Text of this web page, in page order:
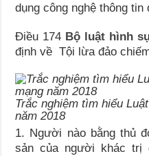
dụng công nghệ thông
Điều 174 Bộ luật hình
định về Tội lừa đảo
Trắc nghiệm tìm hiểu
năm 2018
1. Người nào bằng thủ
sản của người khác trị